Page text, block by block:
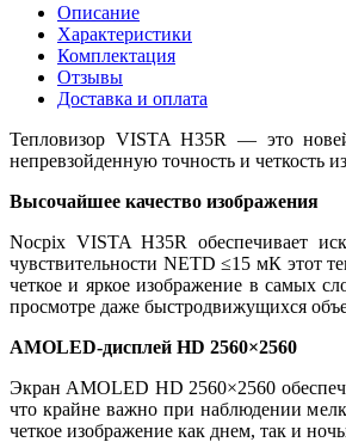
Описание
Характеристики
Комплектация
Отзывы
Доставка и оплата
Тепловизор VISTA H35R — это
непревзойденную точность и четкость
Высочайшее качество изображения
Nocpix VISTA H35R обеспечивает
чувствительности NETD ≤15 мК этот
четкое и яркое изображение в самых
просмотре даже быстродвижущихся
AMOLED-дисплей HD 2560×2560
Экран AMOLED HD 2560×2560
что крайне важно при наблюдении
четкое изображение как днем, так и